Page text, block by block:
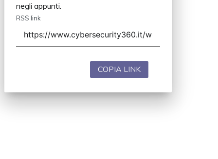
negli appunti.
RSS link
COPIA LINK